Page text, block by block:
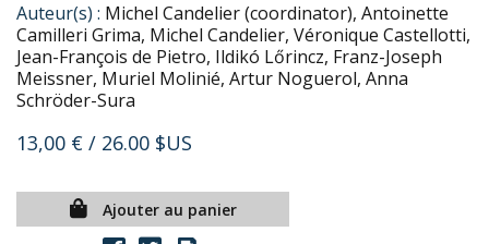
Auteur(s) : Michel Candelier (coordinator), Antoinette
Camilleri Grima, Michel Candelier, Véronique Castellotti,
Jean-François de Pietro, Ildikó Lőrincz, Franz-Joseph
Meissner, Muriel Molinié, Artur Noguerol, Anna
Schröder-Sura
13,00 € / 26.00 $US
Ajouter au panier